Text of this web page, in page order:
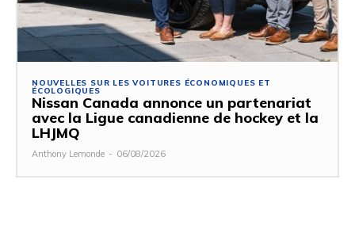
NOUVELLES SUR LES VOITURES ÉCONOMIQUES ET
ÉCOLOGIQUES
Nissan Canada annonce un partenariat
avec la Ligue canadienne de hockey et la
LHJMQ
Anthony Lemonde - 06/08/2026